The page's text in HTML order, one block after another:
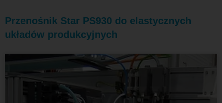
Przenośnik Star PS930 do elastycznych
układów produkcyjnych